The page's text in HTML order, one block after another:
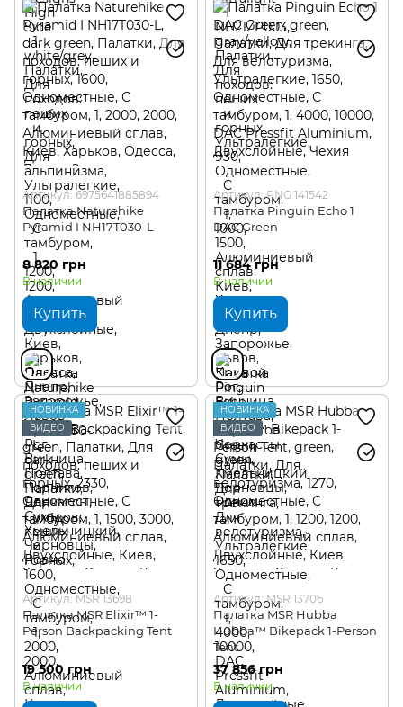
Артикул: 6975641885894
Палатка Naturehike
Pyramid I NH17T030-L
8 820 грн
В наличии
Купить
Артикул: PNG 141542
Палатка Pinguin Echo 1
DAC Green
11 684 грн
В наличии
Купить
НОВИНКА
ВИДЕО
Артикул: MSR 13698
Палатка MSR Elixir™ 1-
Person Backpacking Tent
19 500 грн
В наличии
НОВИНКА
ВИДЕО
Артикул: MSR 13706
Палатка MSR Hubba
Hubba™ Bikepack 1-Person
Tent
37 856 грн
В наличии